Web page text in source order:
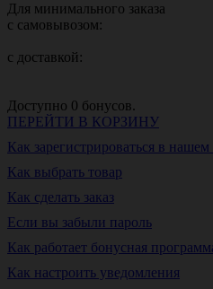
Для минимального заказа
с самовывозом:
с доставкой:
Доступно 0 бонусов.
ПЕРЕЙТИ В КОРЗИНУ
Как зарегистрироваться в
Как выбрать товар
Как сделать заказ
Если вы забыли пароль
Как работает бонусная
Как настроить уведомления